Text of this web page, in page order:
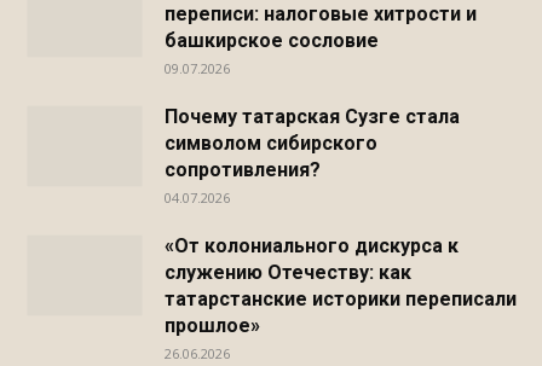
переписи: налоговые хитрости и
башкирское сословие
09.07.2026
Почему татарская Сузге стала
символом сибирского
сопротивления?
04.07.2026
«От колониального дискурса к
служению Отечеству: как
татарстанские историки переписали
прошлое»
26.06.2026